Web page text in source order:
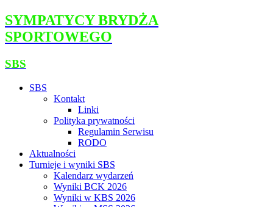
SYMPATYCY BRYDŻA
SPORTOWEGO
SBS
SBS
Kontakt
Linki
Polityka prywatności
Regulamin Serwisu
RODO
Aktualności
Turnieje i wyniki SBS
Kalendarz wydarzeń
Wyniki BCK 2026
Wyniki w KBS 2026